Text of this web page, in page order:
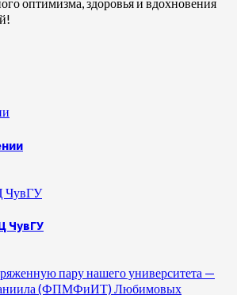
ЧувГУ
ЧувГУ
пару нашего университета —
(ФПМФиИТ) Любимовых